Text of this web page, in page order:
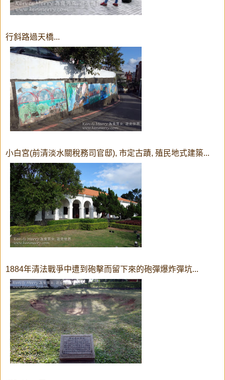
行斜路過天橋...
小白宮(前清淡水關稅務司官邸), 市定古蹟, 殖民地式建築...
1884年清法戰爭中遭到砲擊而留下來的砲彈爆炸彈坑...